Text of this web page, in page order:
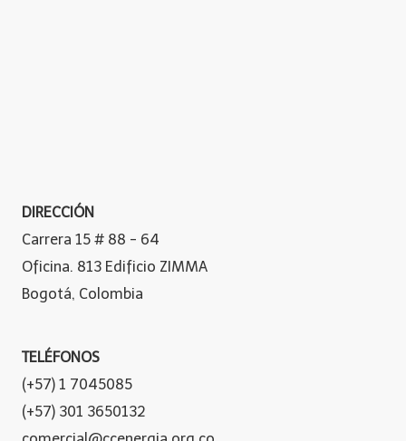
DIRECCIÓN
Carrera 15 # 88 - 64
Oficina. 813 Edificio ZIMMA
Bogotá, Colombia
TELÉFONOS
(+57) 1 7045085
(+57) 301 3650132